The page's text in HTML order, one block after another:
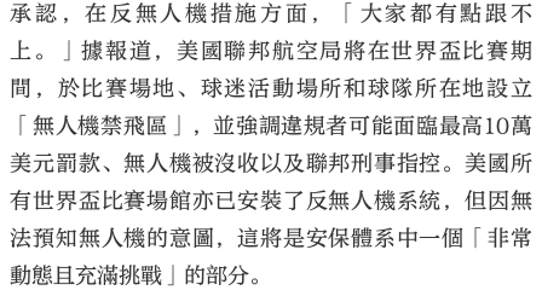
承認，在反無人機措施方面，「大家都有點跟不
上。」據報道，美國聯邦航空局將在世界盃比賽期
間，於比賽場地、球迷活動場所和球隊所在地設立
「無人機禁飛區」，並強調違規者可能面臨最高10萬
美元罰款、無人機被沒收以及聯邦刑事指控。美國所
有世界盃比賽場館亦已安裝了反無人機系統，但因無
法預知無人機的意圖，這將是安保體系中一個「非常
動態且充滿挑戰」的部分。